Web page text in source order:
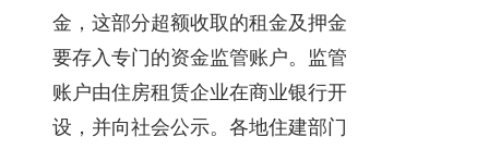
金，这部分超额收取的租金及押金
要存入专门的资金监管账户。监管
账户由住房租赁企业在商业银行开
设，并向社会公示。各地住建部门